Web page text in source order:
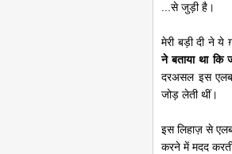
...से जुड़ी है।
मेरी बड़ी दी ने
ने बताया था कि
दरअसल इस
जोड़ लेती थीं।
इस लिहाज़ से
करने में मदद करती